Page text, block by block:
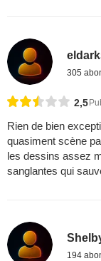
305
2,5
Rien de bien
quasiment scène
les dessins assez
sanglantes qui
194